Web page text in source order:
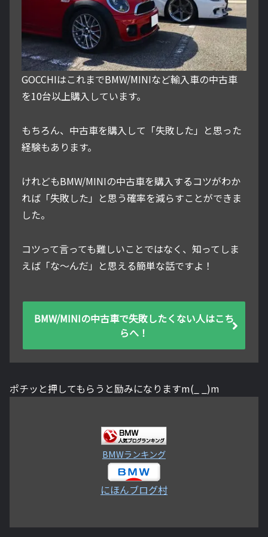
GOCCHIはこれまでBMW/MINIなど輸入車の中古車
を10台以上購入しています。
もちろん、中古車を購入して「失敗した」と思った
経験もあります。
けれどもBMW/MINIの中古車を購入するコツがわか
れば「失敗した」と思う確率を減らすことができま
した。
コツって言っても難しいことではなく、知ってしま
えば「な～んだ」と思える簡単な話ですよ！
BMW/MINIの中古車で失敗したくない人はこち
らへ！
ポチッと押してもらうと励みになりますm(_ _)m
BMWランキング
にほんブログ村